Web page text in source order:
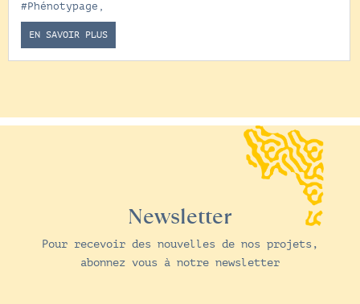
#Phénotypage ,
EN SAVOIR PLUS
Newsletter
Pour recevoir des nouvelles de nos projets,
abonnez vous à notre newsletter